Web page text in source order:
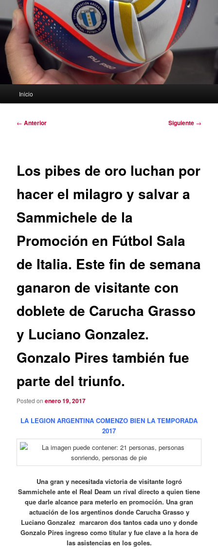
Inicio
Navegación
← Anterior Siguiente →
Los pibes de oro luchan por
hacer el milagro y salvar a
Sammichele de la
Promoción en Fútbol Sala
de Italia. Este fin de semana
ganaron de visitante con
doblete de Carucha Grasso
y Luciano Gonzalez.
Gonzalo Pires también fue
parte del triunfo.
Posted onenero 19, 2017
LA LEGION ARGENTINA COMENZO BIEN LA TEMPORADA
2017
Una gran y necesitada victoria de visitante logró
Sammichele ante el Real Deam un rival directo a quien tiene
que darle alcance para meterlo en promoción. Una gran
actuación de los argentinos donde Carucha Grasso y
Luciano Gonzalez marcaron dos tantos cada uno y donde
Gonzalo Pires ingreso como titular y fue clave a la hora de
las asistencias en los goles.